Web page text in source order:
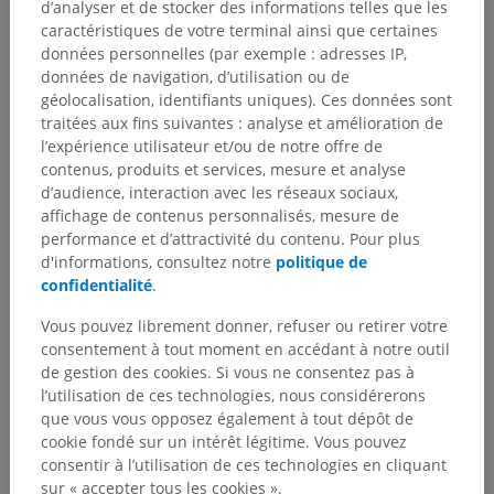
En ce qui concerne les mouvements oculaires et la
coordination de la tête, laformation réticulaire comprend
différentes régions. Laformation réticulaire
mésencéphalique contrôle le regard vertical, la
formation
réticulaireparamédiane pontique contrôle le regard
horizontal, et laformation réticulaireponto-médullaire
coordonne les mouvements de la tête et le maintien du
regard. Ces régions se connectent aux noyaux moteurs
extraoculaires, facilitant les mouvements oculaires
saccadiques. Elles se connectent également à la moelle
spinale (par l'intermédiaire des neurones réticulo-spinaux
descendants) afin de coordonner la posture et les
mouvements du cou avec les mouvements oculaires.
La traduction est incorrecte ? SIGNALER
Références
Snell, R.S. (2010). ‘Chapter 9: Reticular formation and limbic system’, in
d’analyser et de stocker des informations telles que les
caractéristiques de votre terminal ainsi que certaines
données personnelles (par exemple : adresses IP,
données de navigation, d’utilisation ou de
géolocalisation, identifiants uniques). Ces données sont
traitées aux fins suivantes : analyse et amélioration de
l’expérience utilisateur et/ou de notre offre de
contenus, produits et services, mesure et analyse
d’audience, interaction avec les réseaux sociaux,
affichage de contenus personnalisés, mesure de
performance et d’attractivité du contenu. Pour plus
d'informations, consultez notre politique de
confidentialité.
Vous pouvez librement donner, refuser ou retirer votre
consentement à tout moment en accédant à notre outil
de gestion des cookies. Si vous ne consentez pas à
l’utilisation de ces technologies, nous considérerons
que vous vous opposez également à tout dépôt de
cookie fondé sur un intérêt légitime. Vous pouvez
consentir à l’utilisation de ces technologies en cliquant
sur « accepter tous les cookies ».